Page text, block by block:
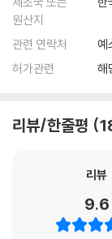
원산지
관련 연락처
허가관련
해
리뷰/한줄평
리뷰
9.6